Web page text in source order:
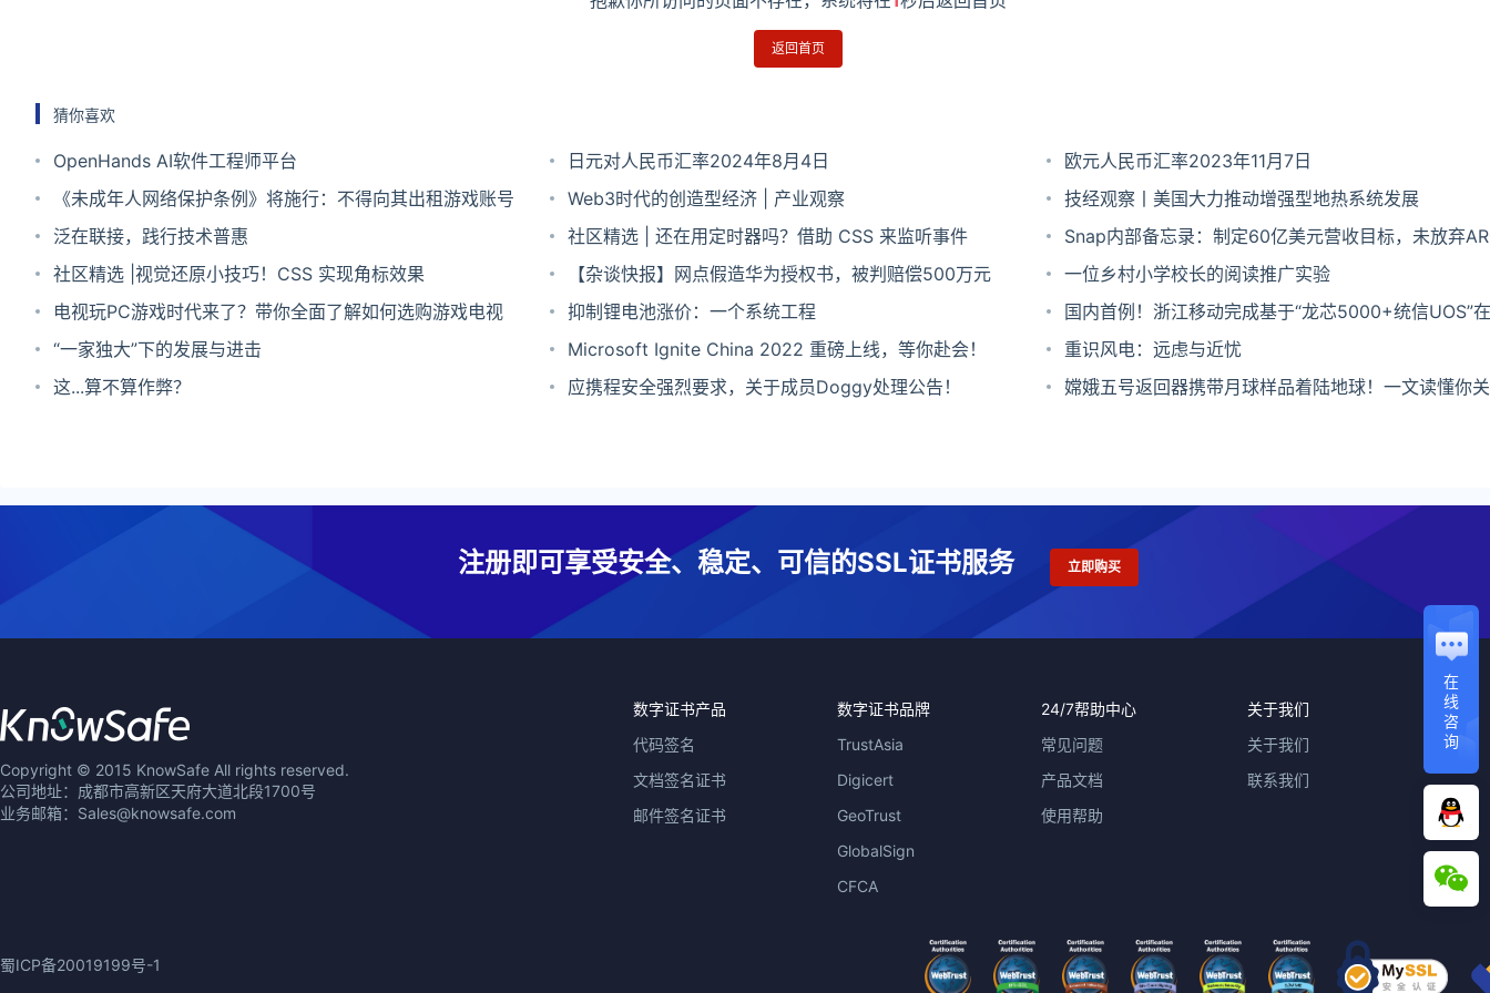
返回首页
猜你喜欢
OpenHands AI软件工程师平台 日元对人民币汇率2024年8月4日
欧元人民币汇率2023年11月7日
《未成年人网络保护条例》将施行：不得向其出租游戏账号
Web3时代的创造型经济 | 产业观察
技经观察丨美国大力推动增强型地热系统发展
泛在联接，践行技术普惠
社区精选 | 还在用定时器吗？借助 CSS 来监听事件
Snap内部备忘录：制定60亿美元营收目标，未放弃
景
社区精选 |视觉还原小技巧！CSS 实现角标效果 【杂谈快报】网点假造华为授权书，被判赔偿500万元
一位乡村小学校长的阅读推广实验
电视玩PC游戏时代来了？带你全面了解如何选购游戏电视
抑制锂电池涨价：一个系统工程
国内首例！浙江移动完成基于“龙芯5000+统信UOS”
环境投产
“一家独大”下的发展与进击 Microsoft Ignite China 2022 重磅上线，等你赴会！
重识风电：远虑与近忧
这...算不算作弊？
应携程安全强烈要求，关于成员Doggy处理公告！
嫦娥五号返回器携带月球样品着陆地球！一文读懂你
在
线
咨
询
注册即可享受安全、稳定、可信的SSL证书服务 立即购买
Copyright © 2015 KnowSafe All rights reserved.
公司地址：成都市高新区天府大道北段1700号
业务邮箱：Sales@knowsafe.com
数字证书产品
代码签名
文档签名证书
邮件签名证书
数字证书品牌
TrustAsia
Digicert
GeoTrust
GlobalSign
CFCA
24/7帮助中心
常见问题
产品文档
使用帮助
关于我们
关于我们
联系我们
蜀ICP备20019199号-1